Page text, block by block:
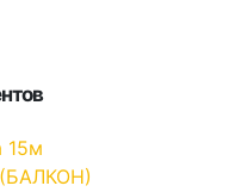
15м